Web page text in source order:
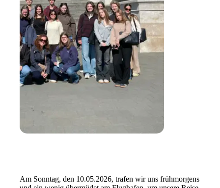
Am Sonntag, den 10.05.2026, trafen wir uns frühmorgens